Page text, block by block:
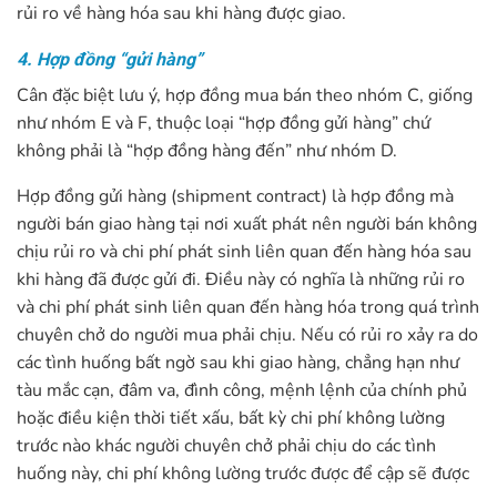
rủi ro về hàng hóa sau khi hàng được giao.
4. Hợp đồng “gửi hàng”
Cân đặc biệt lưu ý, hợp đồng mua bán theo nhóm C, giống
như nhóm E và F, thuộc loại “hợp đồng gửi hàng” chứ
không phải là “hợp đồng hàng đến” như nhóm D.
Hợp đồng gửi hàng (shipment contract) là hợp đồng mà
người bán giao hàng tại nơi xuất phát nên người bán không
chịu rủi ro và chi phí phát sinh liên quan đến hàng hóa sau
khi hàng đã được gửi đi. Điều này có nghĩa là những rủi ro
và chi phí phát sinh liên quan đến hàng hóa trong quá trình
chuyên chở do người mua phải chịu. Nếu có rủi ro xảy ra do
các tình huống bất ngờ sau khi giao hàng, chẳng hạn như
tàu mắc cạn, đâm va, đình công, mệnh lệnh của chính phủ
hoặc điều kiện thời tiết xấu, bất kỳ chi phí không lường
trước nào khác người chuyên chở phải chịu do các tình
huống này, chi phí không lường trước được để cập sẽ được